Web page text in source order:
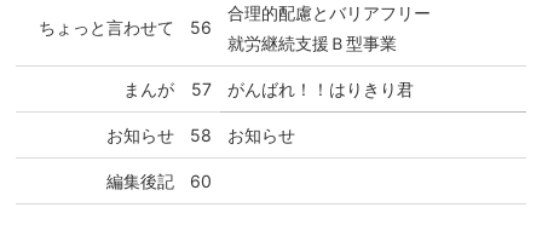
ちょっと言わせて 56
合理的配慮とバリアフリー
就労継続支援Ｂ型事業
まんが 57 がんばれ！！はりきり君
お知らせ 58 お知らせ
編集後記 60